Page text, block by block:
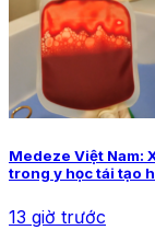
Medeze Việt Nam:
trong y học tái tạo
13 giờ trước